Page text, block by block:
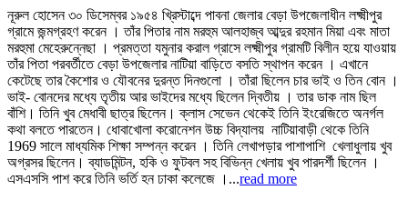
নূরুল হোসেন ৩০ ডিসেম্বর ১৯৫৪ খ্রিস্টাব্দে পাবনা জেলার বেড়া উপজেলাধীন লক্ষ্মীপুর
গ্রামে জন্মগ্রহণ করেন । তাঁর পিতার নাম মরহুম আলহাজ্ব আব্দুর রহমান মিয়া এবং মাতা
মরহুমা মেহেরুন্নেছা । প্রমত্তা যমুনার করাল গ্রাসে লক্ষ্মীপুর গ্রামটি বিলীন হয়ে যাওয়ায়
তাঁর পিতা পরবর্তীতে বেড়া উপজেলার নাটিয়া বাড়িতে বসতি স্থাপন করেন । এখানে
কেটেছে তার কৈশোর ও যৌবনের দুরন্ত দিনগুলো । তাঁরা ছিলেন চার ভাই ও তিন বোন ।
ভাই- বোনদের মধ্যে তৃতীয় আর ভাইদের মধ্যে ছিলেন দ্বিতীয় । তার ডাক নাম ছিল
বাঁশি। তিনি খুব মেধাবী ছাত্র ছিলেন। ক্লাস সেভেন থেকেই তিনি ইংরেজিতে অনর্গল
কথা বলতে পারতেন। ধোবাখোলা করোনেশন উচ্চ বিদ্যালয় নাটিয়াবাড়ী থেকে তিনি
1969 সালে মাধ্যমিক শিক্ষা সম্পন্ন করেন । তিনি লেখাপড়ার পাশাপাশি খেলাধুলায় খুব
অগ্রসর ছিলেন। ব্যাডমিন্টন, হকি ও ফুটবল সহ বিভিন্ন খেলায় খুব পারদর্শী ছিলেন ।
এসএসসি পাশ করে তিনি ভর্তি হন ঢাকা কলেজে ।...read more